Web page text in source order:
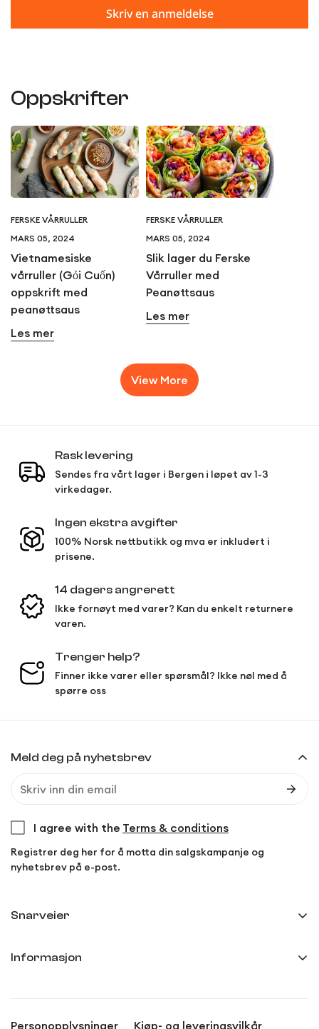
Skriv en anmeldelse
Oppskrifter
FERSKE VÅRRULLER
MARS 05, 2024
Vietnamesiske
vårruller (Gỏi Cuốn)
oppskrift med
peanøttsaus
Les mer
FERSKE VÅRRULLER
MARS 05, 2024
Slik lager du Ferske
Vårruller med
Peanøttsaus
Les mer
View More
Rask levering
Sendes fra vårt lager i Bergen i løpet av 1-3
virkedager.
Ingen ekstra avgifter
100% Norsk nettbutikk og mva er inkludert i
prisene.
14 dagers angrerett
Ikke fornøyt med varer? Kan du enkelt returnere
varen.
Trenger help?
Finner ikke varer eller spørsmål? Ikke nøl med å
spørre oss
Snarveier
Ordreoversikt
Informasjon
Meld deg på nyhetsbrev
I agree with the Terms & conditions
Registrer deg her for å motta din salgskampanje og
nyhetsbrev på e-post.
Personopplysninger Kjøp- og leveringsvilkår